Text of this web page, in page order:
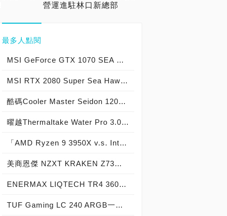
營運進駐林口新總部
最多人點閱
MSI GeForce GTX 1070 SEA HAWK X實測開箱，CORSAIR HYDRO一體式精品級水空冷顯示卡！
MSI RTX 2080 Super Sea Hawk X顯示卡實測開箱，獨立水冷散熱雙重冷卻、效能溫度兼顧！
酷碼Cooler Master Seidon 120V一體式水冷散熱器實測開箱，水冷散熱中的物超所值之選！
曜越Thermaltake Water Pro 3.0一體式水冷散熱器實測開箱，優異散熱效能擁有強大散熱實力！
「AMD Ryzen 9 3950X v.s. Intel Core i9-9900KS處理器」效能評測，feat. 美商恩傑 NZXT 280mm水冷散熱器
美商恩傑 NZXT KRAKEN Z73一體式水冷散熱器實測開箱，巨大圓形液晶螢幕 點綴實用的創意風格！
ENERMAX LIQTECH TR4 360一體式水冷散熱器實測開箱，AMD Ryzen Threadripper與EPYC的絕靜解熱神器！
TUF Gaming LC 240 ARGB一體式水冷式散熱器實測開箱，電競風格超強散熱戰鬥力！